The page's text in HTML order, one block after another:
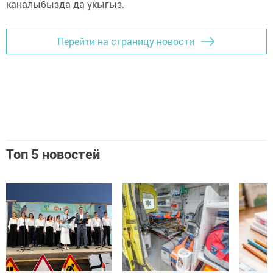
каналыбызда да укыгыз.
Перейти на страницу новости
Топ 5 новостей